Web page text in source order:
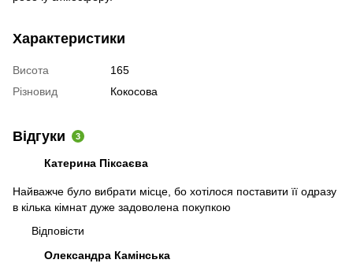
Характеристики
Висота
165
Різновид
Кокосова
Відгуки 3
Катерина Піксаєва
Найважче було вибрати місце, бо хотілося поставити її одразу
в кілька кімнат дуже задоволена покупкою
Відповісти
Олександра Камінська